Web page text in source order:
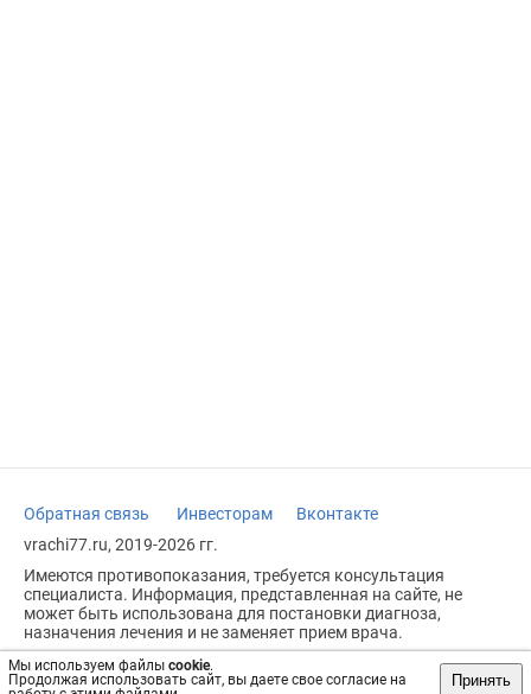
Мы используем файлы cookie.
Продолжая использовать сайт, вы даете свое согласие на
Принять
Обратная связь Инвесторам
Вконтакте
vrachi77.ru, 2019-2026 гг.
Имеются противопоказания, требуется консультация
специалиста. Информация, представленная на сайте, не
может быть использована для постановки диагноза,
назначения лечения и не заменяет прием врача.
Возрастное ограничение: 18+